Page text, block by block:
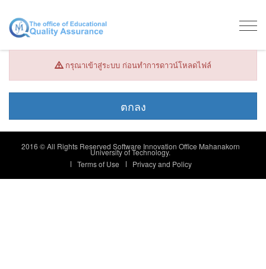
กรุณาเข้าสู่ระบบ ก่อนทำการดาวน์โหลดไฟล์
2016 © All Rights Reserved Software Innovation Office Mahanakorn
University of Technology.
Terms of Use
Privacy and Policy